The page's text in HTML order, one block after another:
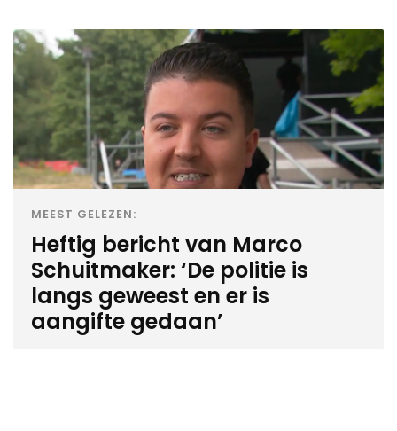
MEEST GELEZEN:
Heftig bericht van Marco
Schuitmaker: ‘De politie is
langs geweest en er is
aangifte gedaan’